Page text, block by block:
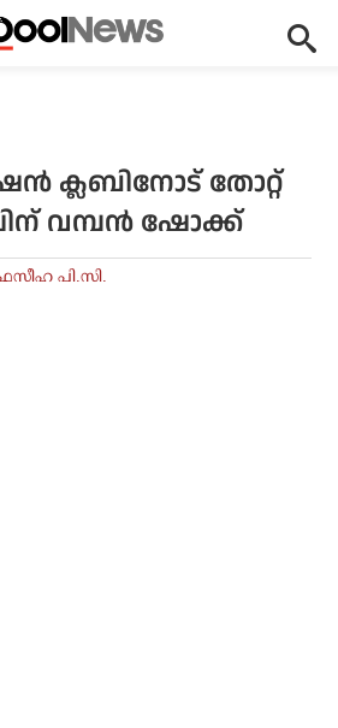
ക്ലബിനോട് തോറ്റ്
വമ്പന്‍ ഷോക്ക്
പി.സി.